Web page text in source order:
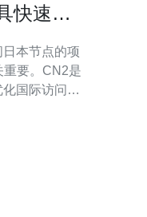
快速判
本节点的项
重要。CN2是
国际访问的
类型：CN2